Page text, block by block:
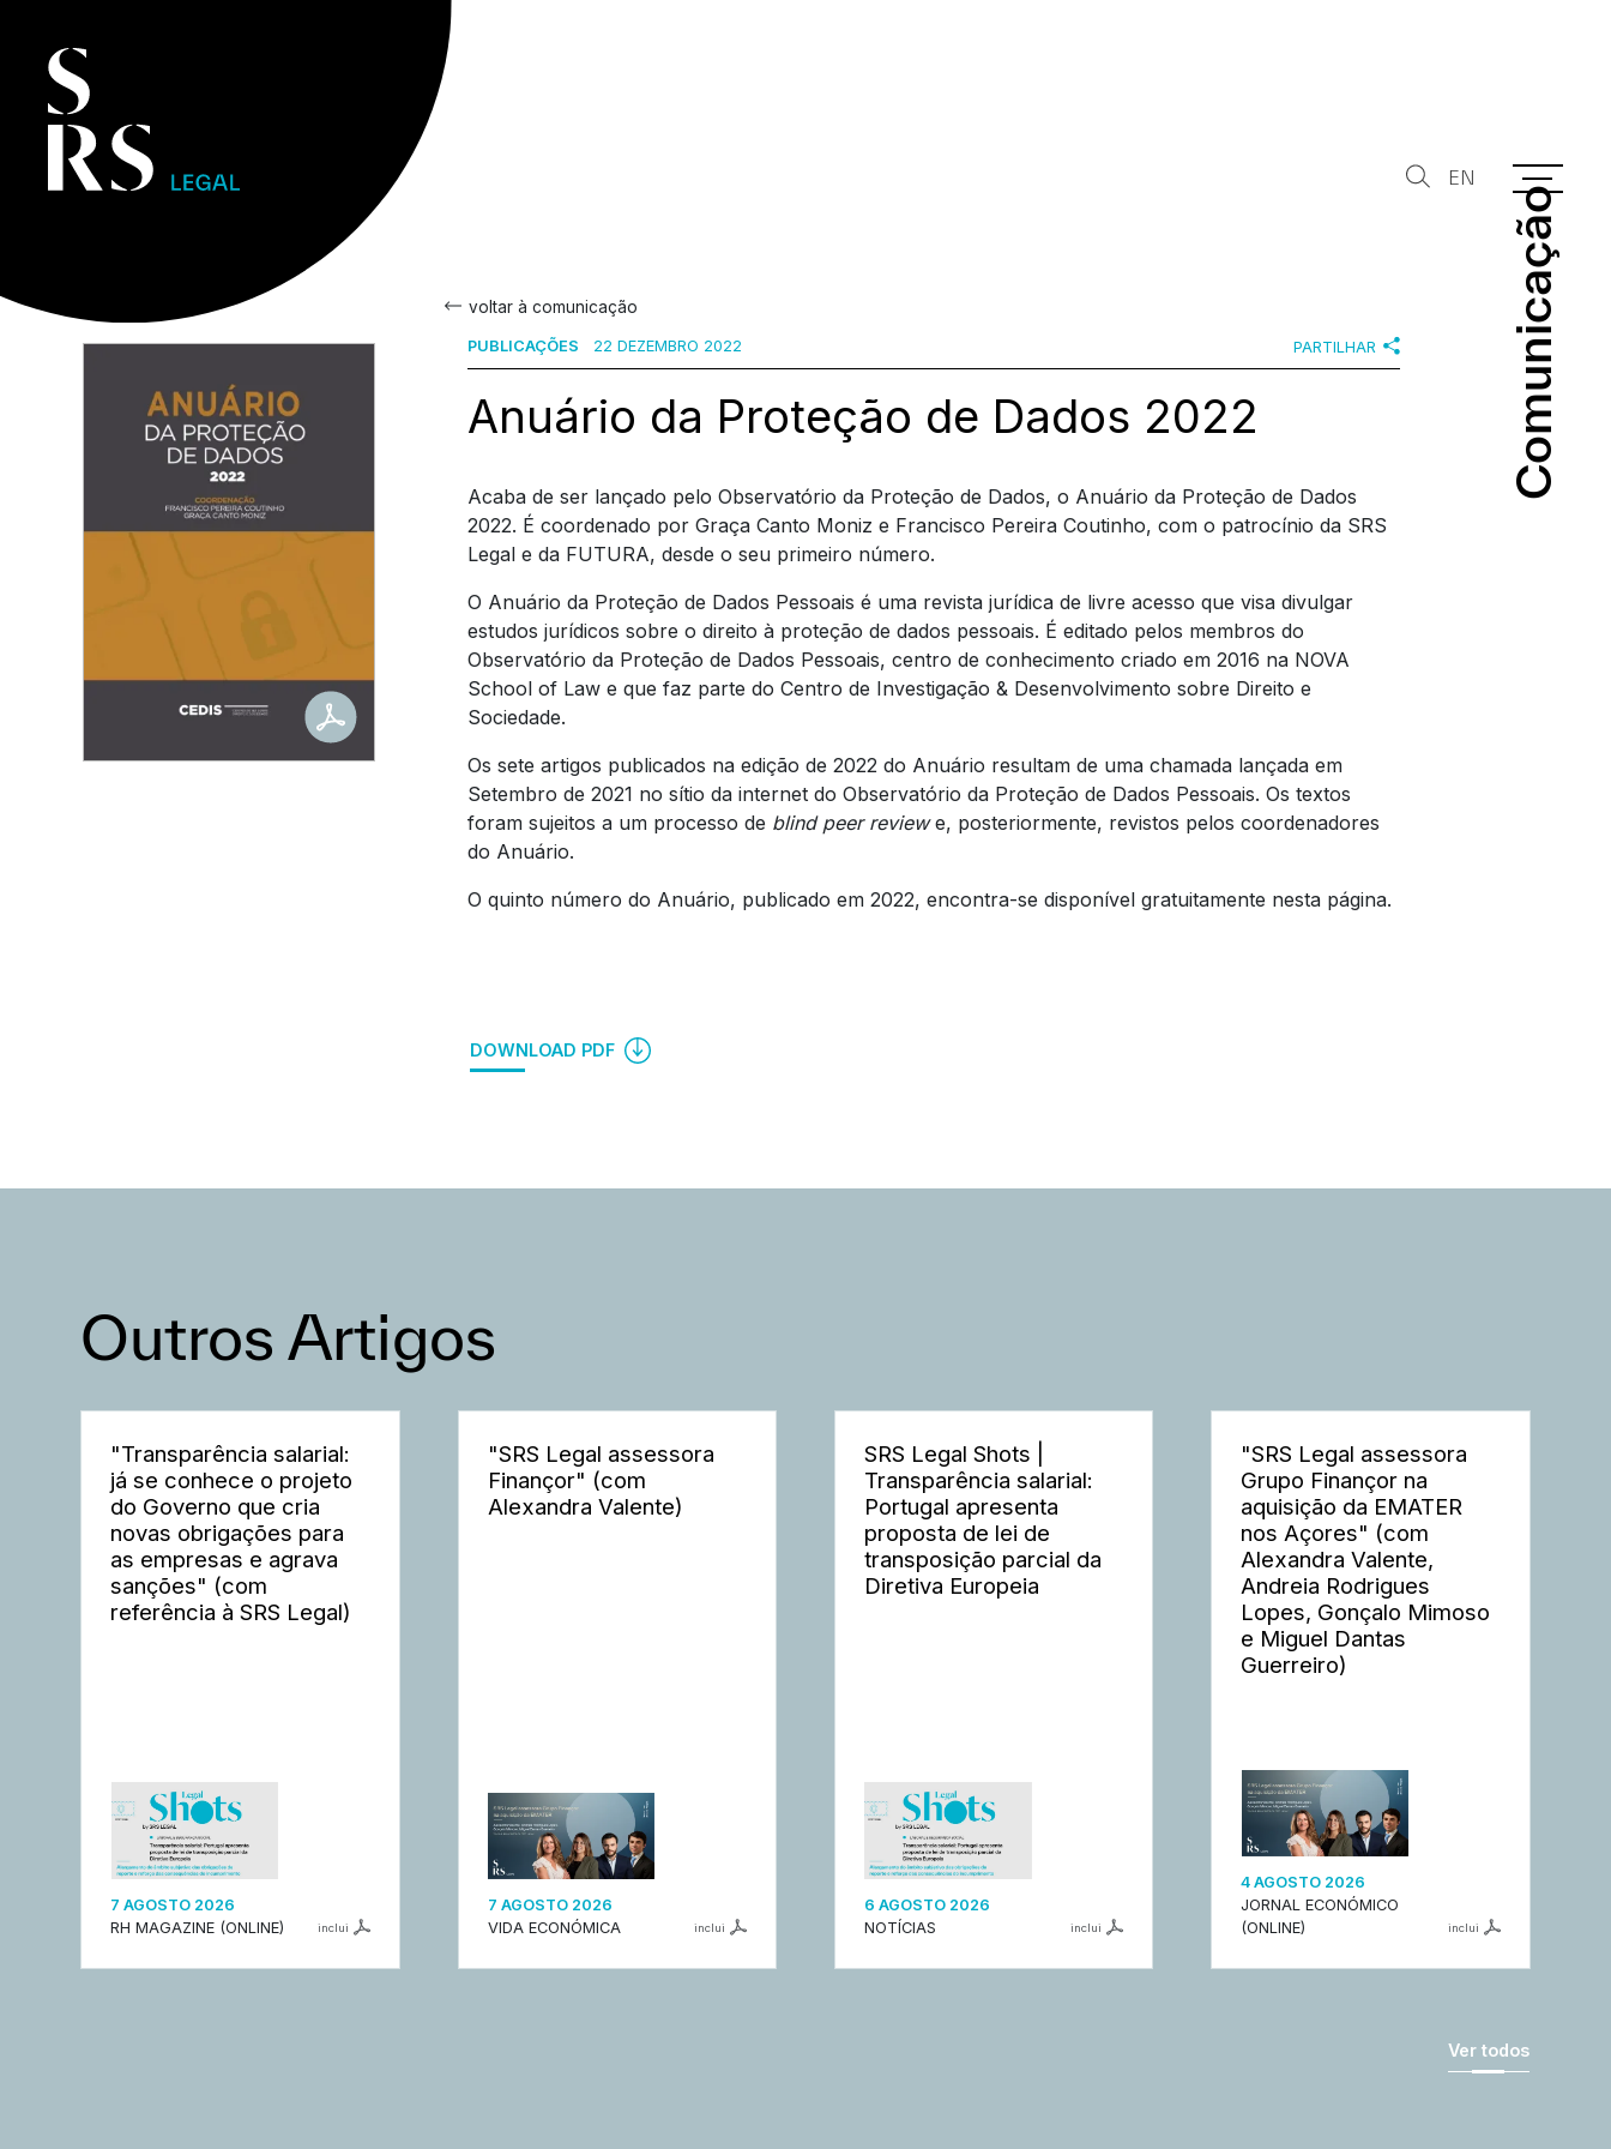
Comunicação
Comunicação
EN
voltar à comunicação
PUBLICAÇÕES 22 DEZEMBRO 2022 PARTILHAR
Anuário da Proteção de Dados 2022
Acaba de ser lançado pelo Observatório da Proteção de Dados, o Anuário da Proteção de Dados
2022. É coordenado por Graça Canto Moniz e Francisco Pereira Coutinho, com o patrocínio da SRS
Legal e da FUTURA, desde o seu primeiro número.
O Anuário da Proteção de Dados Pessoais é uma revista jurídica de livre acesso que visa divulgar
estudos jurídicos sobre o direito à proteção de dados pessoais. É editado pelos membros do
Observatório da Proteção de Dados Pessoais, centro de conhecimento criado em 2016 na NOVA
School of Law e que faz parte do Centro de Investigação & Desenvolvimento sobre Direito e
Sociedade.
Os sete artigos publicados na edição de 2022 do Anuário resultam de uma chamada lançada em
Setembro de 2021 no sítio da internet do Observatório da Proteção de Dados Pessoais. Os textos
foram sujeitos a um processo de blind peer reviewe, posteriormente, revistos pelos coordenadores
do Anuário.
O quinto número do Anuário, publicado em 2022, encontra-se disponível gratuitamente nesta página.
DOWNLOAD PDF
Outros Artigos
"Transparência salarial:
já se conhece o projeto
do Governo que cria
novas obrigações para
as empresas e agrava
sanções" (com
referência à SRS Legal)
7 AGOSTO 2026
RH MAGAZINE (ONLINE)
inclui
"SRS Legal assessora
Finançor" (com
Alexandra Valente)
7 AGOSTO 2026
VIDA ECONÓMICA
inclui
SRS Legal Shots |
Transparência salarial:
Portugal apresenta
proposta de lei de
transposição parcial da
Diretiva Europeia
6 AGOSTO 2026
NOTÍCIAS
inclui
"SRS Legal assessora
Grupo Finançor na
aquisição da EMATER
nos Açores" (com
Alexandra Valente,
Andreia Rodrigues
Lopes, Gonçalo Mimoso
e Miguel Dantas
Guerreiro)
4 AGOSTO 2026
JORNAL ECONÓMICO
(ONLINE)
inclui
Ver todos